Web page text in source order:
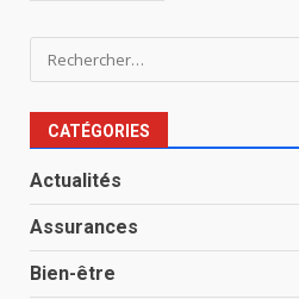
Rechercher :
CATÉGORIES
Actualités
Assurances
Bien-être